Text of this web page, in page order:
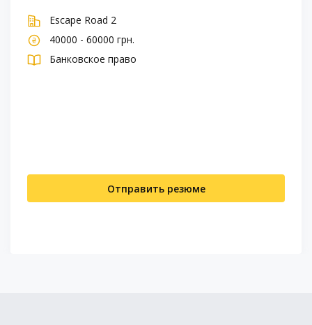
Escape Road 2
40000 - 60000 грн.
Банковское право
Отправить резюме